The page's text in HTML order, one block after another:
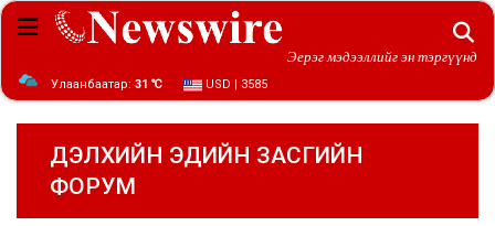
Эерэг мэдээллийг эн тэргүүнд
Улаанбаатар: 31 ℃ USD | 3585
ДЭЛХИЙН ЭДИЙН ЗАСГИЙН
ФОРУМ